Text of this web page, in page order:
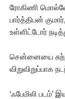
ரோகிணி
பார்த்திபன்
உள்ளிட்டோர்
சென்னையை
விறுவிறுப்பாக
‘ஃபேமிலி படம்’